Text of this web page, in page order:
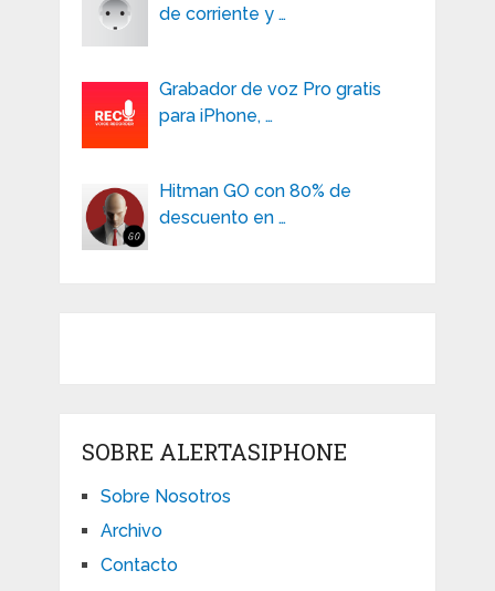
de corriente y …
Grabador de voz Pro gratis
para iPhone, …
Hitman GO con 80% de
descuento en …
SOBRE ALERTASIPHONE
Sobre Nosotros
Archivo
Contacto